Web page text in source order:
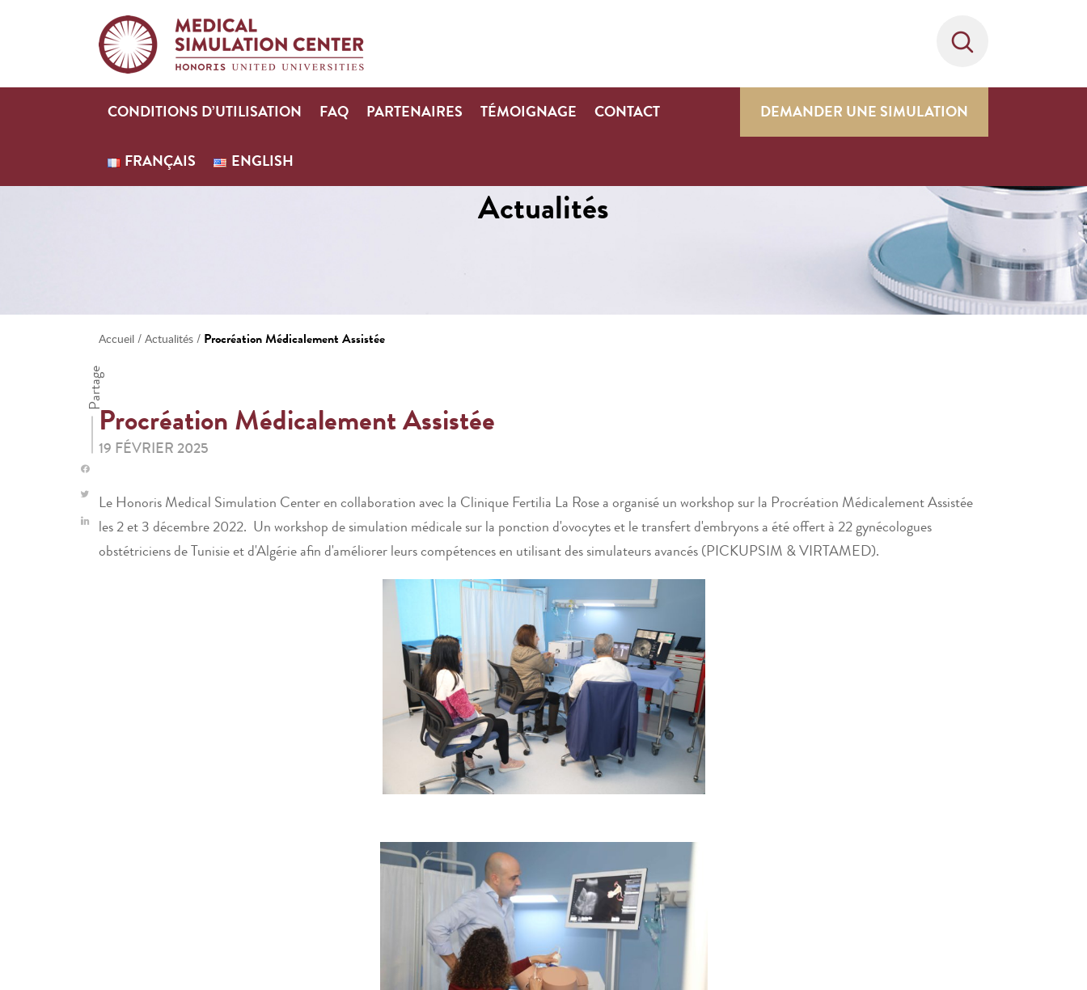
CONDITIONS D’UTILISATION FAQ PARTENAIRES TÉMOIGNAGE CONTACT
FRANÇAIS ENGLISH
DEMANDER UNE SIMULATION
Actualités
Accueil / Actualités / Procréation Médicalement Assistée
Partage
Procréation Médicalement Assistée
19 FÉVRIER 2025
Le Honoris Medical Simulation Center en collaboration avec la Clinique Fertilia La Rose a organisé un workshop sur la Procréation Médicalement Assistée
les 2 et 3 décembre 2022. Un workshop de simulation médicale sur la ponction d'ovocytes et le transfert d'embryons a été offert à 22 gynécologues
obstétriciens de Tunisie et d'Algérie afin d'améliorer leurs compétences en utilisant des simulateurs avancés (PICKUPSIM & VIRTAMED).